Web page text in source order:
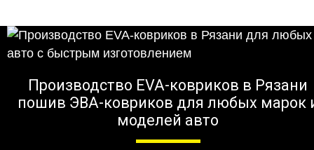
Производство EVA-ковриков в Рязани
пошив ЭВА-ковриков для любых марок
моделей авто